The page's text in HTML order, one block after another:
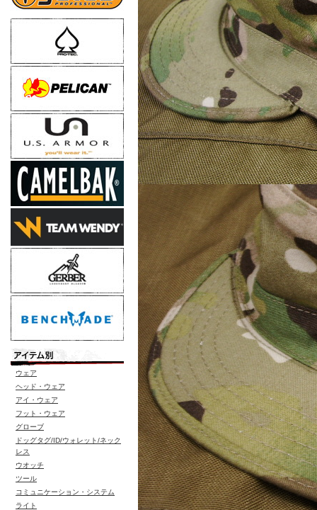
ウェア
ヘッド・ウェア
アイ・ウェア
フット・ウェア
グローブ
ドッグタグ/ID/ウォレット/ネック
レス
ウオッチ
ツール
コミュニケーション・システム
ライト